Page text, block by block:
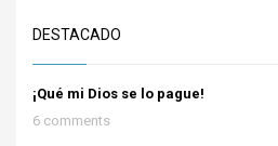
DESTACADO
¡Qué mi Dios se lo pague!
6 comments